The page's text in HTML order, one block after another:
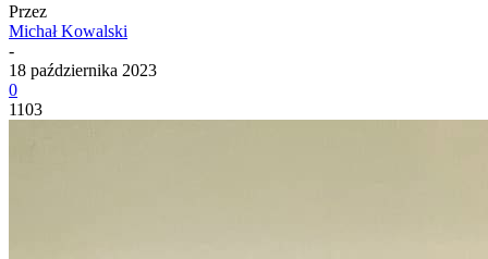
Przez
Michał Kowalski
-
18 października 2023
0
1103